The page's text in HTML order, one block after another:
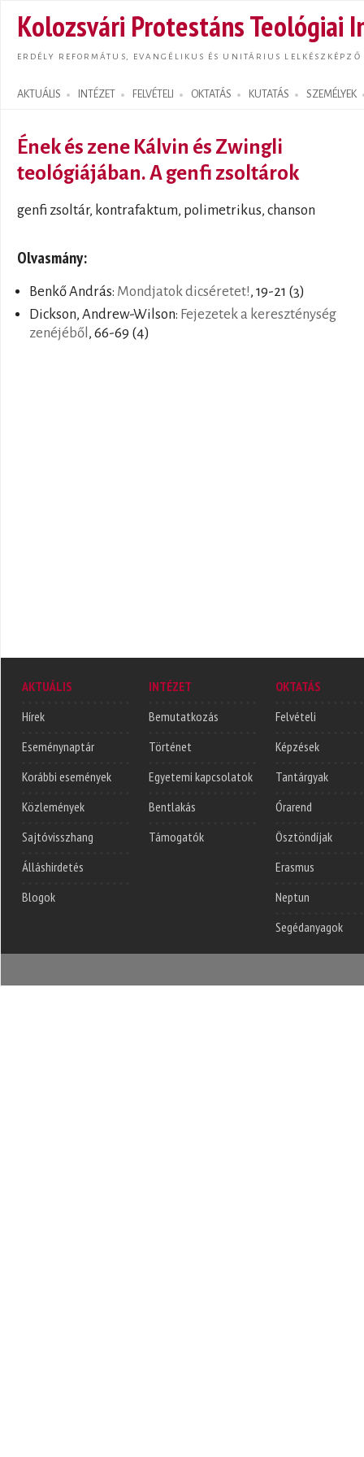
Kolozsvári Protestáns Teológiai
ERDÉLY REFORMÁTUS, EVANGÉLIKUS ÉS UNITÁRIUS LELKÉSZKÉPZŐ
AKTUÁLIS INTÉZET FELVÉTELI OKTATÁS KUTATÁS SZEMÉLYEK
Search form
Ének és zene Kálvin és Zwingli
teológiájában. A genfi zsoltárok
genfi zsoltár, kontrafaktum, polimetrikus, chanson
Olvasmány:
Benkő András: Mondjatok dicséretet!, 19-21 (3)
Dickson, Andrew-Wilson: Fejezetek a kereszténység
zenéjéből , 66-69 (4)
AKTUÁLIS
Hírek
Eseménynaptár
Korábbi események
Közlemények
Sajtóvisszhang
Álláshirdetés
Blogok
INTÉZET
Bemutatkozás
Történet
Egyetemi kapcsolatok
Bentlakás
Támogatók
OKTATÁS
Felvételi
Képzések
Tantárgyak
Órarend
Ösztöndíjak
Erasmus
Neptun
Segédanyagok